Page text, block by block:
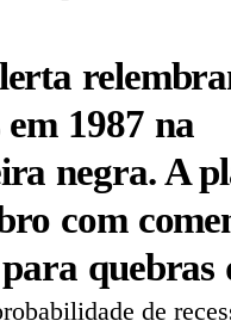
1987 na
negra. A
com
quebras
de